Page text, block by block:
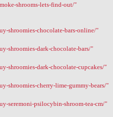
shrooms-lets-find-out/"
shroomies-chocolate-bars-online/"
shroomies-dark-chocolate-bars/"
shroomies-dark-chocolate-cupcakes/"
shroomies-cherry-lime-gummy-bears/"
seremoni-psilocybin-shroom-tea-cm/"